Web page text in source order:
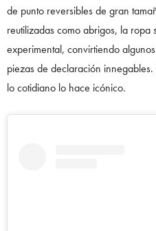
de punto reversibles de gran
reutilizadas como abrigos, la ropa
experimental, convirtiendo
piezas de declaración
lo cotidiano lo hace icónico.